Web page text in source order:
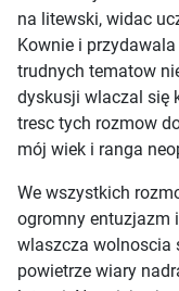
na litewski, widac
Kownie i
trudnych tematow
dyskusji wlaczal się
tresc tych rozmow
mój wiek i ranga
We wszystkich
ogromny entuzjazm
wlaszcza wolnoscia
powietrze wiary